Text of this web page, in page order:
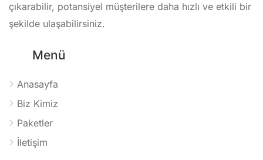
çıkarabilir, potansiyel müşterilere daha hızlı ve etkili bir
şekilde ulaşabilirsiniz.
Menü
Anasayfa
Biz Kimiz
Paketler
İletişim